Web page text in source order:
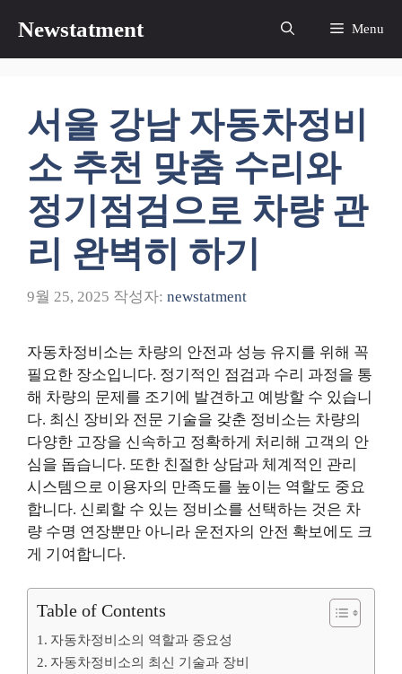
츠
Newstatment Menu
서울 강남 자동차정비
소 추천 맞춤 수리와
정기점검으로 차량 관
리 완벽히 하기
9월 25, 2025 작성자: newstatment
자동차정비소는 차량의 안전과 성능 유지를 위해 꼭
필요한 장소입니다. 정기적인 점검과 수리 과정을 통
해 차량의 문제를 조기에 발견하고 예방할 수 있습니
다. 최신 장비와 전문 기술을 갖춘 정비소는 차량의
다양한 고장을 신속하고 정확하게 처리해 고객의 안
심을 돕습니다. 또한 친절한 상담과 체계적인 관리
시스템으로 이용자의 만족도를 높이는 역할도 중요
합니다. 신뢰할 수 있는 정비소를 선택하는 것은 차
량 수명 연장뿐만 아니라 운전자의 안전 확보에도 크
게 기여합니다.
Table of Contents
자동차정비소의 역할과 중요성
자동차정비소의 최신 기술과 장비